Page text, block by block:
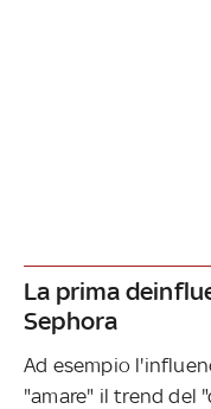
La prima
Sephora
Ad esempio
"amare" il trend del